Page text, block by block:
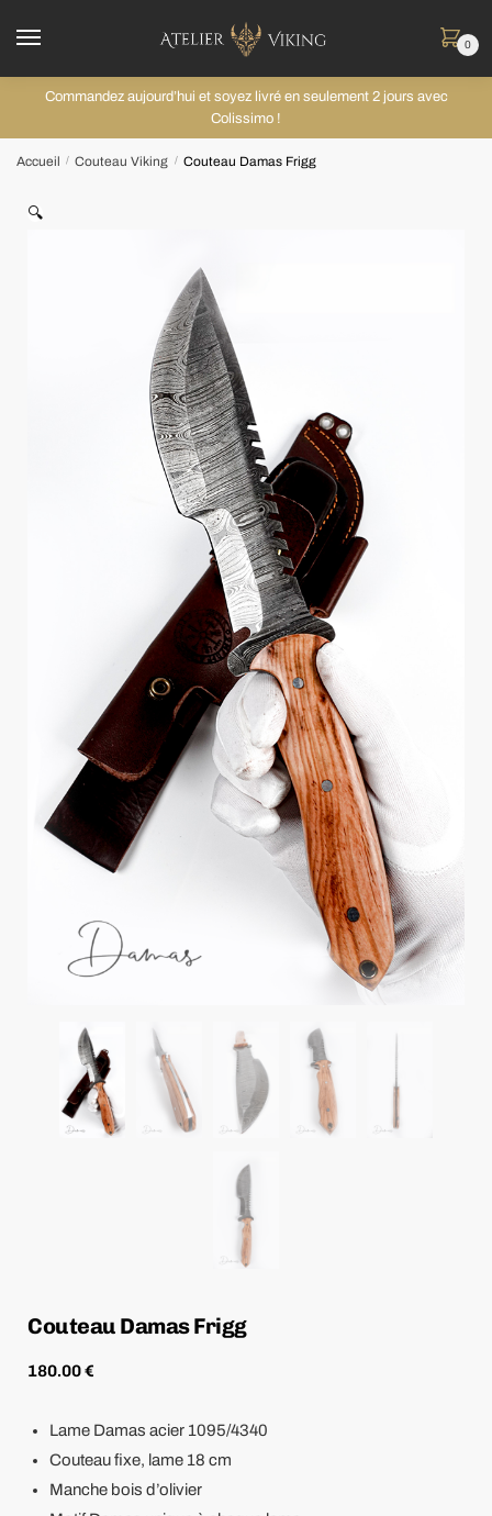
0
Commandez aujourd’hui et soyez livré en seulement 2 jours avec
Colissimo !
Accueil / Couteau Viking / Couteau Damas Frigg
🔍
Couteau Damas Frigg
180.00€
Lame Damas acier 1095/4340
Couteau fixe, lame 18 cm
Manche bois d’olivier